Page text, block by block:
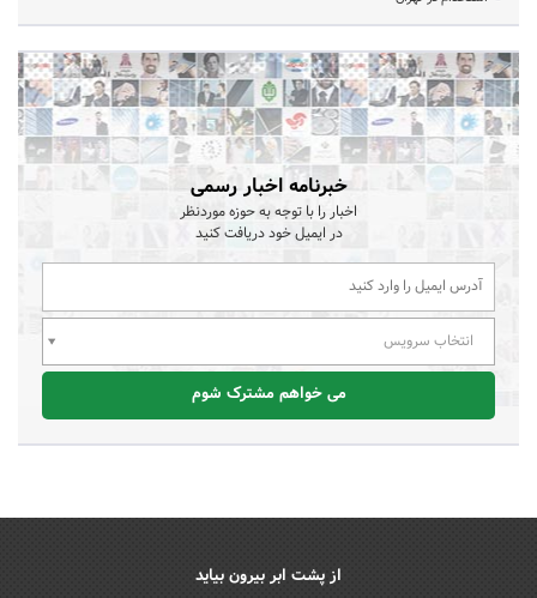
خبرنامه اخبار رسمی
اخبار را با توجه به حوزه موردنظر
در ایمیل خود دریافت کنید
انتخاب سرویس
می خواهم مشترک شوم
از پشت ابر بیرون بیاید